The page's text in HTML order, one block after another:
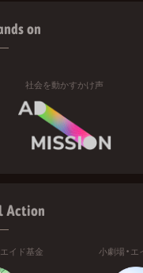
on
社会を動かすかけ声
Action
イド基金 小劇場・エ